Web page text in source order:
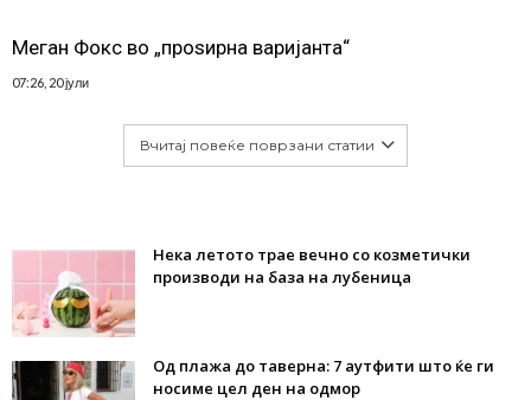
Меган Фокс во „проѕирна варијанта“
07:26, 20 јули
Вчитај повеќе поврзани статии
Нека летото трае вечно со козметички
производи на база на лубеница
Од плажа до таверна: 7 аутфити што ќе ги
носиме цел ден на одмор